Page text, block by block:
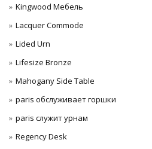
Kingwood Мебель
Lacquer Commode
Lided Urn
Lifesize Bronze
Mahogany Side Table
paris обслуживает горшки
paris служит урнам
Regency Desk